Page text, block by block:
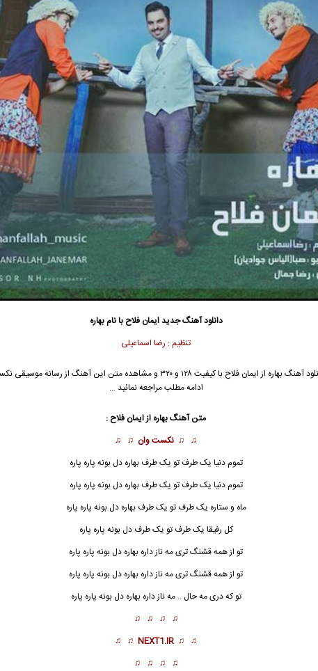
دانلود آهنگ جدیدایمان فلاح با نام بهاره
تنظیم : رضا اسماعیلی
آهنگ بهاره از ایمان فلاح
با کیفیت ۱۲۸ و ۳۲۰ و مشاهده متن این آهنگ از رسانه
ادامه مطلب مراجعه نمائید …
متن آهنگ بهاره ازایمان فلاح :
♫ ♫ نکست وان ♫ ♫
تموم دنیا یک طرف تو یک طرف بهاره دل بونه پاره پاره
تموم دنیا یک طرف تو یک طرف بهاره دل بونه پاره پاره
ماه و ستاره یک طرف تو یک طرف بهاره دل بونه پاره پاره
کل رفیقا یک طرف تو یک طرف دل بونه پاره پاره
تو از همه قشنگ تری مه ناز داره بهاره دل بونه پاره پاره
تو از همه قشنگ تری مه ناز داره بهاره دل بونه پاره پاره
تو که دری مه حال .. مه ناز دارهبهاره دل بونه پاره پاره
♫ ♫ ♫ ♫
♫ ♫
NEXT1.IR
♫ ♫
♫ ♫ ♫ ♫